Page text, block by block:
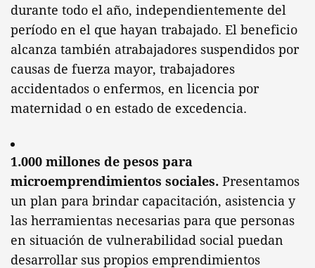
durante todo el año, independientemente del
período en el que hayan trabajado. El beneficio
alcanza también atrabajadores suspendidos por
causas de fuerza mayor, trabajadores
accidentados o enfermos, en licencia por
maternidad o en estado de excedencia.
1.000 millones de pesos para
microemprendimientos sociales. Presentamos
un plan para brindar capacitación, asistencia y
las herramientas necesarias para que personas
en situación de vulnerabilidad social puedan
desarrollar sus propios emprendimientos